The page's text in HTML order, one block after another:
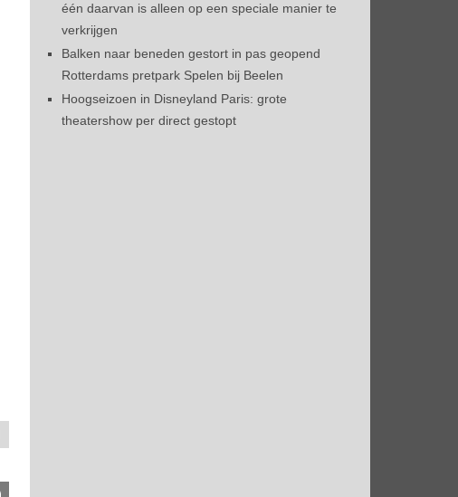
één daarvan is alleen op een speciale manier te
verkrijgen
Balken naar beneden gestort in pas geopend
Rotterdams pretpark Spelen bij Beelen
Hoogseizoen in Disneyland Paris: grote
theatershow per direct gestopt